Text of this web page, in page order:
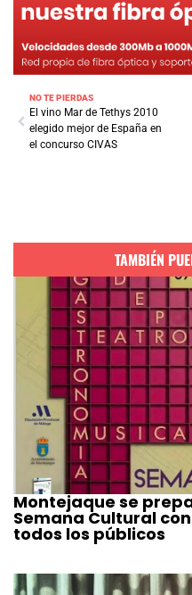
NO TE PIERDAS
El vino Mar de Tethys 2010
elegido mejor de España en
el concurso CIVAS
TAMBIÉN
Montejaque se
Semana Cultural
todos los públicos